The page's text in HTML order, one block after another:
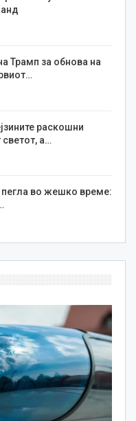
Трамп за обнова на
раскошни
светот, а…
пегла во жешко време: